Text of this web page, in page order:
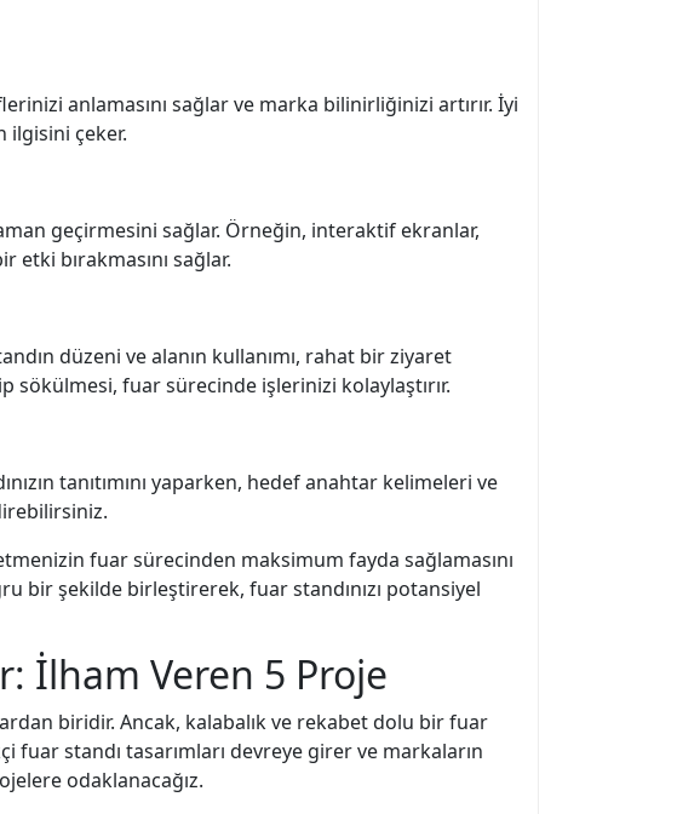
anlamasını sağlar ve marka bilinirliğinizi artırır. İyi
ilgisini çeker.
geçirmesini sağlar. Örneğin, interaktif ekranlar,
etki bırakmasını sağlar.
düzeni ve alanın kullanımı, rahat bir ziyaret
sökülmesi, fuar sürecinde işlerinizi kolaylaştırır.
tanıtımını yaparken, hedef anahtar kelimeleri ve
fuar sürecinden maksimum fayda sağlamasını
bir şekilde birleştirerek, fuar standınızı potansiyel
İlham Veren 5 Proje
biridir. Ancak, kalabalık ve rekabet dolu bir fuar
standı tasarımları devreye girer ve markaların
odaklanacağız.